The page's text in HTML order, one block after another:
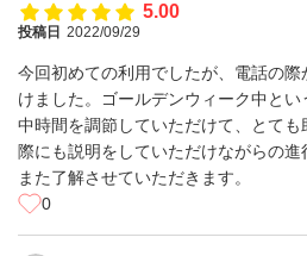
5.00
投稿日 2022/09/29
今回初めての利用でしたが、電話の
けました。ゴールデンウィーク中と
中時間を調節していただけて、とて
際にも説明をしていただけながらの進
また了解させていただきます。
0